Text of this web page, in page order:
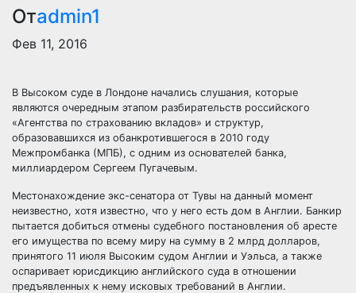
Отadmin1
Фев 11, 2016
В Высоком суде в Лондоне начались слушания, которые
являются очередным этапом разбирательств российского
«Агентства по страхованию вкладов» и структур,
образовавшихся из обанкротившегося в 2010 году
Межпромбанка (МПБ), с одним из основателей банка,
миллиардером Сергеем Пугачевым.
Местонахождение экс-сенатора от Тувы на данный момент
неизвестно, хотя известно, что у него есть дом в Англии. Банкир
пытается добиться отмены судебного постановления об аресте
его имущества по всему миру на сумму в 2 млрд долларов,
принятого 11 июля Высоким судом Англии и Уэльса, а также
оспаривает юрисдикцию английского суда в отношении
предъявленных к нему исковых требований в Англии.